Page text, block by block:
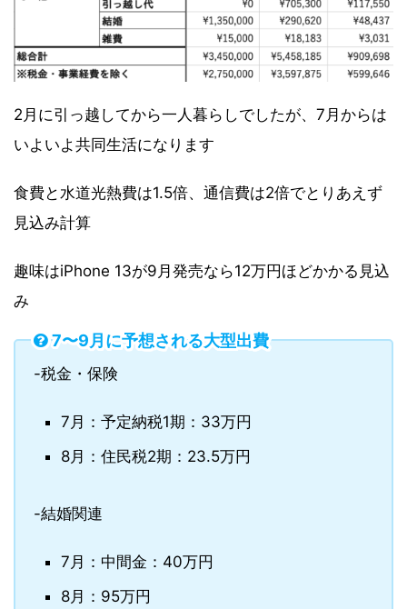
2月に引っ越してから一人暮らしでしたが、7月からは
いよいよ共同生活になります
食費と水道光熱費は1.5倍、通信費は2倍でとりあえず
見込み計算
趣味はiPhone 13が9月発売なら12万円ほどかかる見込
み
7〜9月に予想される大型出費
-税金・保険
7月：予定納税1期：33万円
8月：住民税2期：23.5万円
-結婚関連
7月：中間金：40万円
8月：95万円